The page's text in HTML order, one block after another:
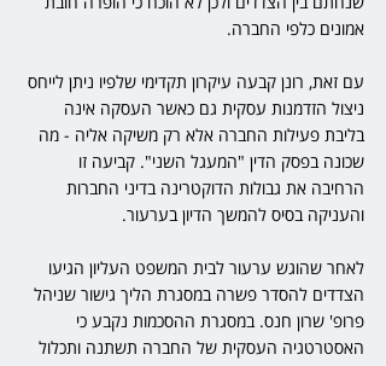
אמונים כלפי החברה.
עם זאת, רונן קבעה עיקרון תקדימי שלפיו ניתן לייחס
ניצול הזדמנות עסקית גם כאשר העסקה אינה
בליבת פעילות החברה אלא רק משיקה אליה - מה
שכונה בפסק הדין "המעגל השני". קביעה זו
הרחיבה את גבולות הדוקטרינה בדיני החברות
והעניקה בסיס להמשך הדיון בערעור.
לאחר שהוגש ערעור לבית המשפט העליון הגיעו
הצדדים להסדר פשרה במסגרת הליך גישור שניהל
פרופ' שרון חנס. במסגרת ההסכמות נקבע כי
האסטרטגיה העסקית של החברה תשתנה ותכלול